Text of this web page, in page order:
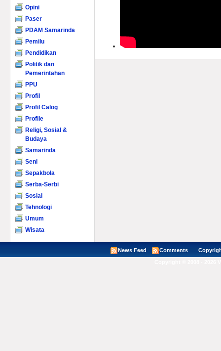
Opini
Paser
PDAM Samarinda
Pemilu
Pendidikan
Politik dan
Pemerintahan
PPU
Profil
Profil Calog
Profile
Religi, Sosial &
Budaya
Samarinda
Seni
Sepakbola
Serba-Serbi
Sosial
Tehnologi
Umum
Wisata
News Feed Comments Copyright